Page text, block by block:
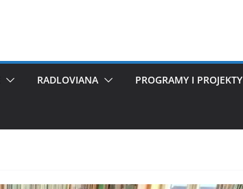
RADLOVIANA PROGRAMY I PROJEKTY